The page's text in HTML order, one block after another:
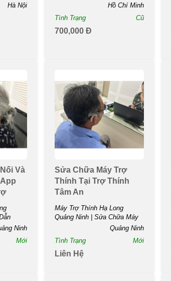
Hà Nội
Hồ Chí Minh
Tình Trạng
Cũ
700,000 Đ
Và
Ninh
Mới
Sửa Chữa Máy Trợ
Thính Tại Trợ Thính
Tâm An
Máy Trợ Thính Hạ Long
Quảng Ninh | Sửa Chữa Máy
Quảng Ninh
Tình Trạng
Mới
Liên Hệ